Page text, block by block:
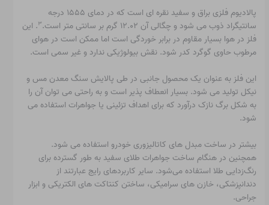
پالادیوم
فلزی براق و سفید نقره ای است که در دمای ۱۵۵۵ درجه
سانتیگراد ذوب می شود و چگالی آن ۱۲.۰۲ گرم بر سانتی متر است.
۳. این
فلز در هوا بسیار مقاوم در برابر خوردگی است اما ممکن است در هوای
مرطوب حاوی گوگرد کدر شود. نقش بیولوژیکی ندارد و غیر سمی است.
این فلز به عنوان یک محصول جانبی در طی پالایش سنگ معدن مس و
نیکل تولید می شود. بسیار انعطاف پذیر است و به راحتی می توان آن را
به شکل برگ نازک درآورد که برای اهداف تزئینی یا جواهرات استفاده می
شود.
بیشتر در ساخت مبدل های کاتالیزوری خودرو استفاده می شود.
همچنین در هنگام ساخت جواهرات طلای سفید به طور گسترده برای
رنگ‌زدایی طلا استفاده می‌شود. سایر کاربردهای رایج عبارتند از
دندانپزشکی، خازن های سرامیکی، ساختن کنتاکت های الکتریکی و ابزار
جراحی.